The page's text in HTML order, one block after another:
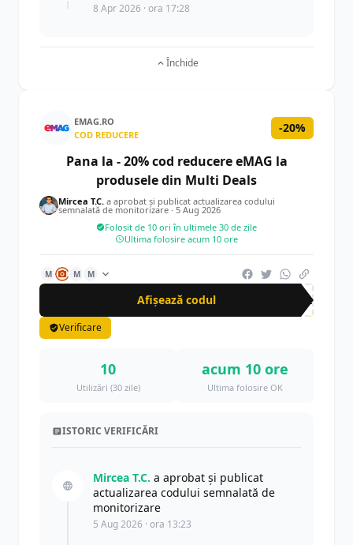
8 Apr 2026 · ora 17:28
Închide
EMAG.RO
COD REDUCERE
-20%
Pana la - 20% cod reducere eMAG la
produsele din Multi Deals
Mircea T.C. a aprobat și publicat actualizarea codului
semnalată de monitorizare · 5 Aug 2026
Folosit de 10 ori în ultimele 30 de zile
Ultima folosire acum 10 ore
M M M
Afișează codul MUL
Verificare
10
Utilizări (30 zile)
acum 10 ore
Ultima folosire OK
ISTORIC VERIFICĂRI
Mircea T.C. a aprobat și publicat
actualizarea codului semnalată de
monitorizare
5 Aug 2026 · ora 13:23